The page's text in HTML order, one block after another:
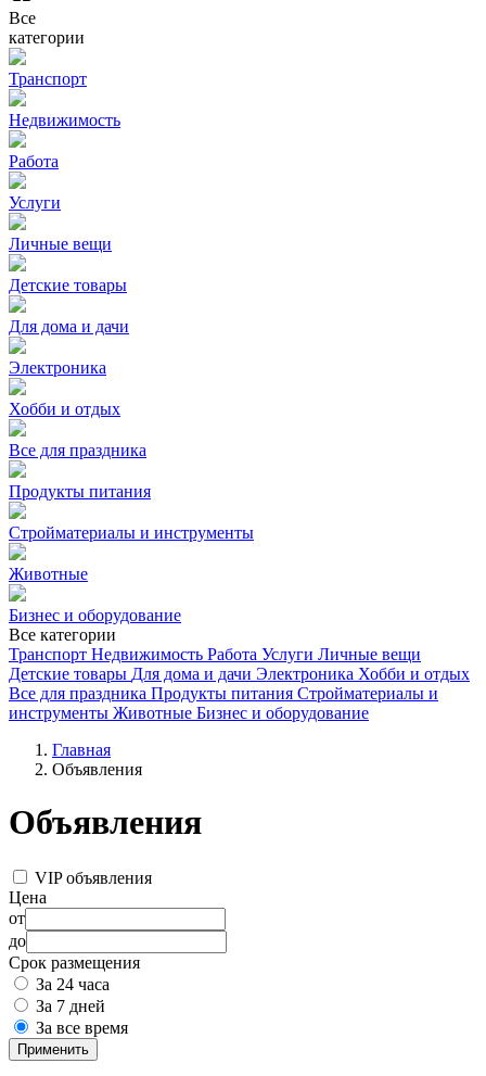
Все
категории
Транспорт
Недвижимость
Работа
Услуги
Личные вещи
Детские товары
Для дома и дачи
Электроника
Хобби и отдых
Все для праздника
Продукты питания
Стройматериалы и инструменты
Животные
Бизнес и оборудование
Все категории
Транспорт Недвижимость Работа Услуги Личные вещи
Детские товары Для дома и дачи Электроника Хобби и отдых
Все для праздника Продукты питания Стройматериалы и
инструменты Животные Бизнес и оборудование
Главная
Объявления
Объявления
VIP объявления
Цена
от
до
Срок размещения
За 24 часа
За 7 дней
За все время
Применить